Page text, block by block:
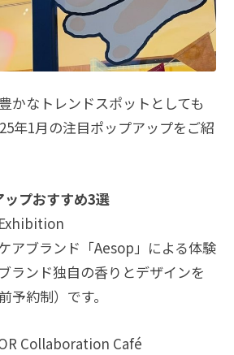
かなトレンドスポットとしても
年1月の注目ポップアップをご紹
プおすすめ3選
アブランド「Aesop」による体験
ランド独自の香りとデザインを
予約制）です。
Collaboration Café